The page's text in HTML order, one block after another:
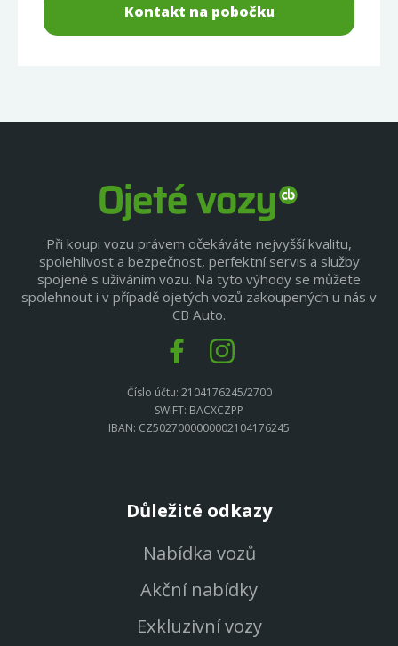
Kontakt na pobočku
Při koupi vozu právem očekáváte nejvyšší kvalitu,
spolehlivost a bezpečnost, perfektní servis a služby
spojené s užíváním vozu. Na tyto výhody se můžete
spolehnout i v případě ojetých vozů zakoupených u nás v
CB Auto.
Číslo účtu: 2104176245/2700
SWIFT: BACXCZPP
IBAN: CZ5027000000002104176245
Důležité odkazy
Nabídka vozů
Akční nabídky
Exkluzivní vozy